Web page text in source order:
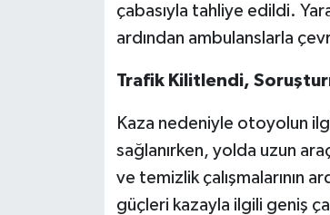
çabasıyla tahliye edildi.
ardından ambulanslarla
Trafik Kilitlendi,
Kaza nedeniyle otoyolun
sağlanırken, yolda uzun
ve temizlik çalışmalarının
güçleri kazayla ilgili geniş